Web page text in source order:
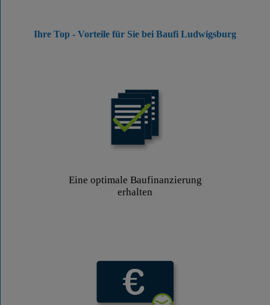
Ihre Top - Vorteile für Sie bei Baufi Ludwigsburg
Eine optimale Baufinanzierung
erhalten